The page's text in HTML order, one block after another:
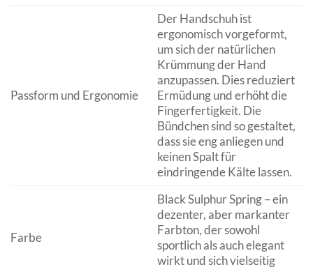
Passform und Ergonomie
Der Handschuh ist
ergonomisch vorgeformt,
um sich der natürlichen
Krümmung der Hand
anzupassen. Dies reduziert
Ermüdung und erhöht die
Fingerfertigkeit. Die
Bündchen sind so gestaltet,
dass sie eng anliegen und
keinen Spalt für
eindringende Kälte lassen.
Farbe
Black Sulphur Spring – ein
dezenter, aber markanter
Farbton, der sowohl
sportlich als auch elegant
wirkt und sich vielseitig